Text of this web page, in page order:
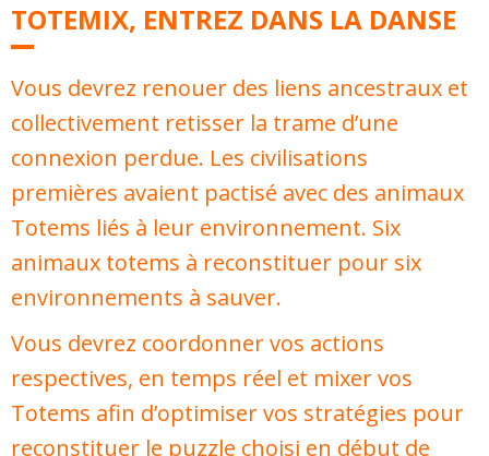
TOTEMIX, ENTREZ DANS LA DANSE
Vous devrez renouer des liens ancestraux et
collectivement retisser la trame d’une
connexion perdue. Les civilisations
premières avaient pactisé avec des animaux
Totems liés à leur environnement. Six
animaux totems à reconstituer pour six
environnements à sauver.
Vous devrez coordonner vos actions
respectives, en temps réel et mixer vos
Totems afin d’optimiser vos stratégies pour
reconstituer le puzzle choisi en début de